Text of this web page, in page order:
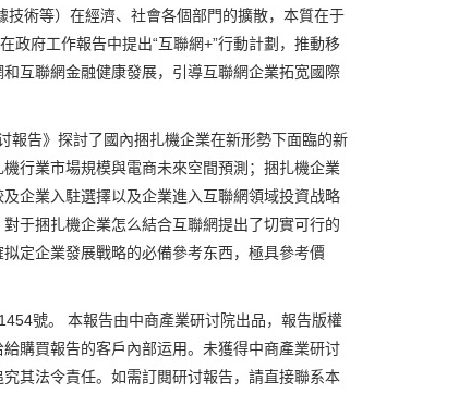
術等）在經濟、社會各個部門的擴散，本質在于
府工作報告中提出“互聯網+”行動計劃，推動移
互聯網金融健康發展，引導互聯網企業拓宽國際
告》探討了國內捆扎機企業在新形勢下面臨的新
行業市場規模與電商未來空間預測；捆扎機企業
企業入駐選擇以及企業進入互聯網領域投資战略
于捆扎機企業怎么結合互聯網提出了切實可行的
定企業發展戰略的必備參考东西，極具參考價
號。 本報告由中商產業研讨院出品，報告版權
購買報告的客戶內部运用。未獲得中商產業研讨
其法令責任。如需訂閱研讨報告，請直接聯系本